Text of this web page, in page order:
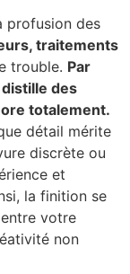
profusion des
traitements
trouble. Par
des
totalement.
détail mérite
discrète ou
et
la finition se
votre
non